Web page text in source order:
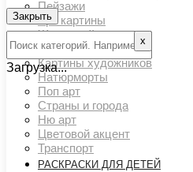
Пейзажи
Арт картины
Животный мир
Люди
Картины художников
Натюрморты
Поп арт
Страны и города
Ню арт
Цветовой акцент
Транспорт
РАСКРАСКИ ДЛЯ ДЕТЕЙ
Закрыть
х
Загрузка...